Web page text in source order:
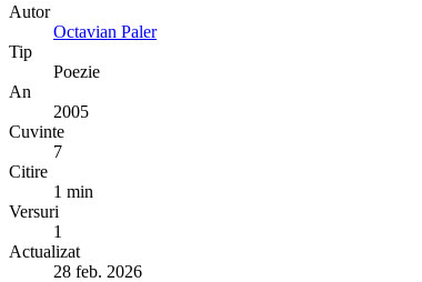
Autor
Octavian Paler
Tip
Poezie
An
2005
Cuvinte
7
Citire
1 min
Versuri
1
Actualizat
28 feb. 2026